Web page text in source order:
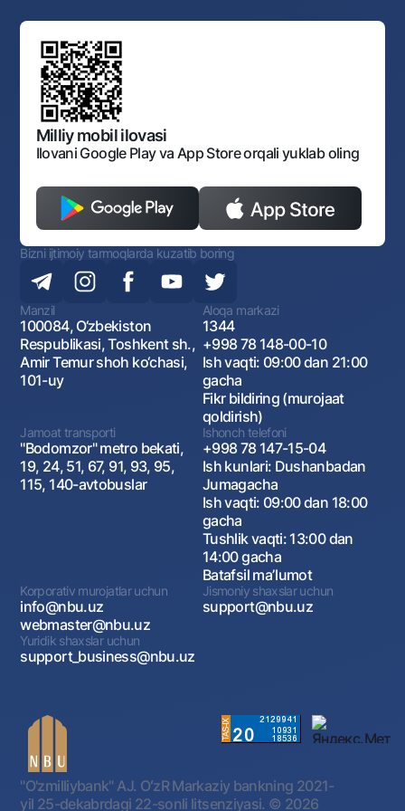
Aksilkorrupsiya
Korporativ uslub
Sayt haritasi
Ofis va bankomatlar
Shaxsiy ma'lumotlarni qayta ishlashga rozilik berish
O‘zbekiston Tasviriy san’at galereyasi
Standart shartnomalar
Normativ-huquqiy hujjatlar loyihalarini muhokama qilish
Normativ huquqiy hujjatlar
O'zbekiston Respublikasi Tashqi Iqtisodiy Faoliyat Milliy
Bankining ish tartibi va rejimi
Ochiq ma'lumotlar
Monopoliyaga qarshi komplaens
Milliy mobil ilovasi
Ilovani Google Play va App Store orqali yuklab oling
Bizni ijtimoiy tarmoqlarda kuzatib boring
Manzil
100084, O‘zbekiston
Respublikasi, Toshkent sh.,
Amir Temur shoh ko‘chasi,
101-uy
Aloqa markazi
1344
+998 78 148-00-10
Ish vaqti: 09:00 dan 21:00
gacha
Fikr bildiring (murojaat
qoldirish)
Jamoat transporti
"Bodomzor" metro bekati,
19, 24, 51, 67, 91, 93, 95,
115, 140-avtobuslar
Ishonch telefoni
+998 78 147-15-04
Ish kunlari: Dushanbadan
Jumagacha
Ish vaqti: 09:00 dan 18:00
gacha
Tushlik vaqti: 13:00 dan
14:00 gacha
Batafsil maʼlumot
Korporativ murojatlar uchun
info@nbu.uz
webmaster@nbu.uz
Jismoniy shaxslar uchun
support@nbu.uz
Yuridik shaxslar uchun
support_business@nbu.uz
"O'zmilliybank" AJ. OʻzR Markaziy bankning 2021-
yil 25-dekabrdagi 22-sonli litsenziyasi. © 2026